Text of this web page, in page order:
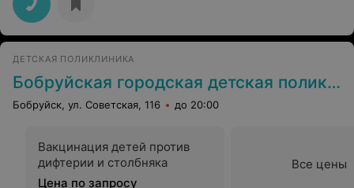
ДЕТСКАЯ ПОЛИКЛИНИКА
Бобруйская городская детская поликлиника № 2 (филиал УЗ БГДБ)
Бобруйск, ул. Советская, 116 до 20:00
Вакцинация детей против
дифтерии и столбняка
Цена по запросу
Все цены